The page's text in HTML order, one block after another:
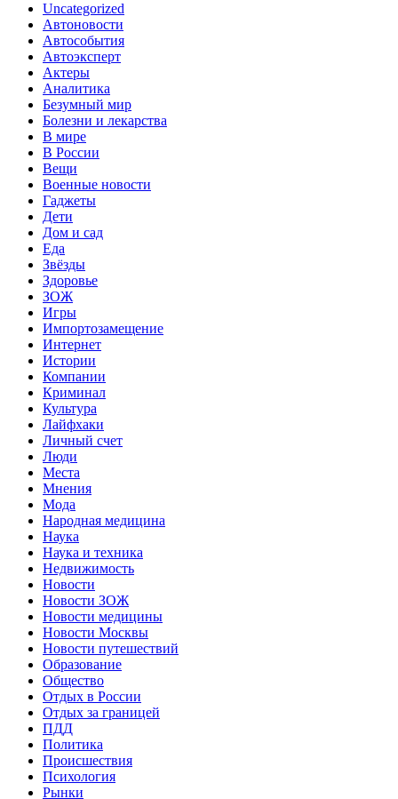
Uncategorized
Автоновости
Автособытия
Автоэксперт
Актеры
Аналитика
Безумный мир
Болезни и лекарства
В мире
В России
Вещи
Военные новости
Гаджеты
Дети
Дом и сад
Еда
Звёзды
Здоровье
ЗОЖ
Игры
Импортозамещение
Интернет
Истории
Компании
Криминал
Культура
Лайфхаки
Личный счет
Люди
Места
Мнения
Мода
Народная медицина
Наука
Наука и техника
Недвижимость
Новости
Новости ЗОЖ
Новости медицины
Новости Москвы
Новости путешествий
Образование
Общество
Отдых в России
Отдых за границей
ПДД
Политика
Происшествия
Психология
Рынки